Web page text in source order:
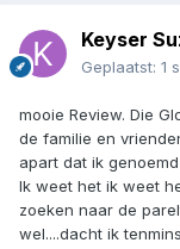
Keyser
Geplaatst: 1
mooie Review. Die
de familie en
apart dat ik
Ik weet het ik weet
zoeken naar de
wel....dacht ik